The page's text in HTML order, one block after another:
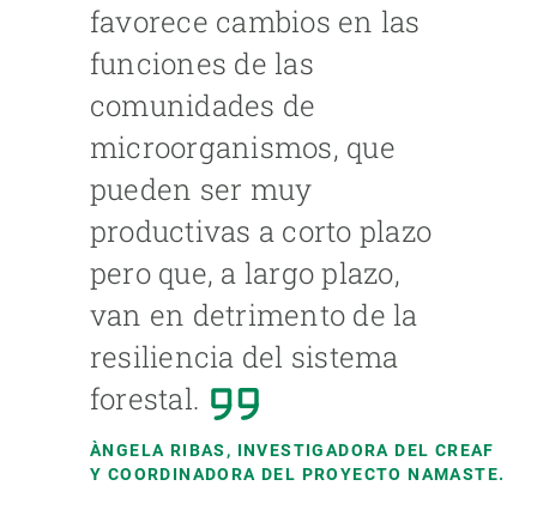
favorece cambios en las
funciones de las
comunidades de
microorganismos, que
pueden ser muy
productivas a corto plazo
pero que, a largo plazo,
van en detrimento de la
resiliencia del sistema
forestal.
ÀNGELA RIBAS, INVESTIGADORA DEL CREAF
Y COORDINADORA DEL PROYECTO NAMASTE.